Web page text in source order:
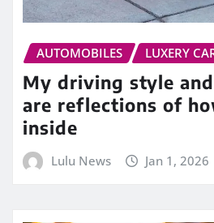
AUTOMOBILES LUXERY
My driving style
are reflections of
inside
Lulu News Jan 1, 2026